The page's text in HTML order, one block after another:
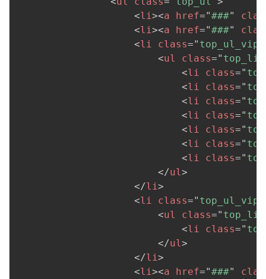
<li ><a href="###"
<li ><a href="###"
<li class=" top_ul_vip
<ul class="
<li class="
<li class="
<li class="
<li class="
<li class="
<li class="
<li class="
</ul >
</li >
<li class=" top_ul_vip
<ul class="
<li class="
</ul >
</li >
<li ><a href="###"